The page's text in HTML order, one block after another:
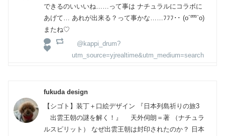
できるのいいいね……って事は ナチュラルにコラボに
あげて… あれが出来る？って事かな……ﾌﾌﾌ･･ (o´罒`o)
またね♡
@kappi_drum?
utm_source=yjrealtime&utm_medium=search
fukuda design
【シゴト】装丁＋口絵デザイン 『日本列島祈りの旅3
出雲王朝の謎を解く！』 天外伺朗＝著 （ナチュラ
ルスピリット） なぜ出雲王朝は封印されたのか？ 日本